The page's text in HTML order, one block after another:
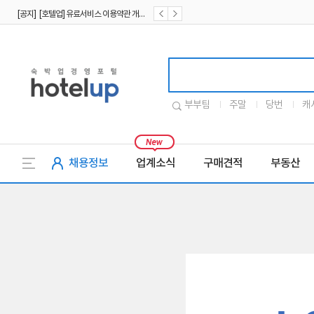
부부팀 주말 당번 캐
채용정보 업계소식 구매견적 부동산